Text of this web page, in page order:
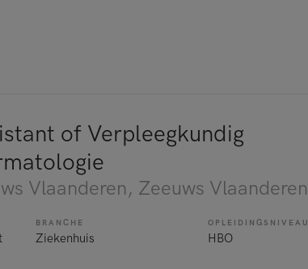
of Verpleegkundig
Vlaanderen, Zeeuws Vlaanderen
BRANCHE
Ziekenhuis
OPLEIDINGSNIVEAU
HBO